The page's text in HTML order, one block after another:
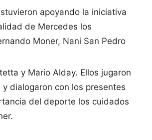
apoyando la iniciativa
de Mercedes los
Moner, Nani San Pedro
y Mario Alday. Ellos jugaron
dialogaron con los presentes
del deporte los cuidados